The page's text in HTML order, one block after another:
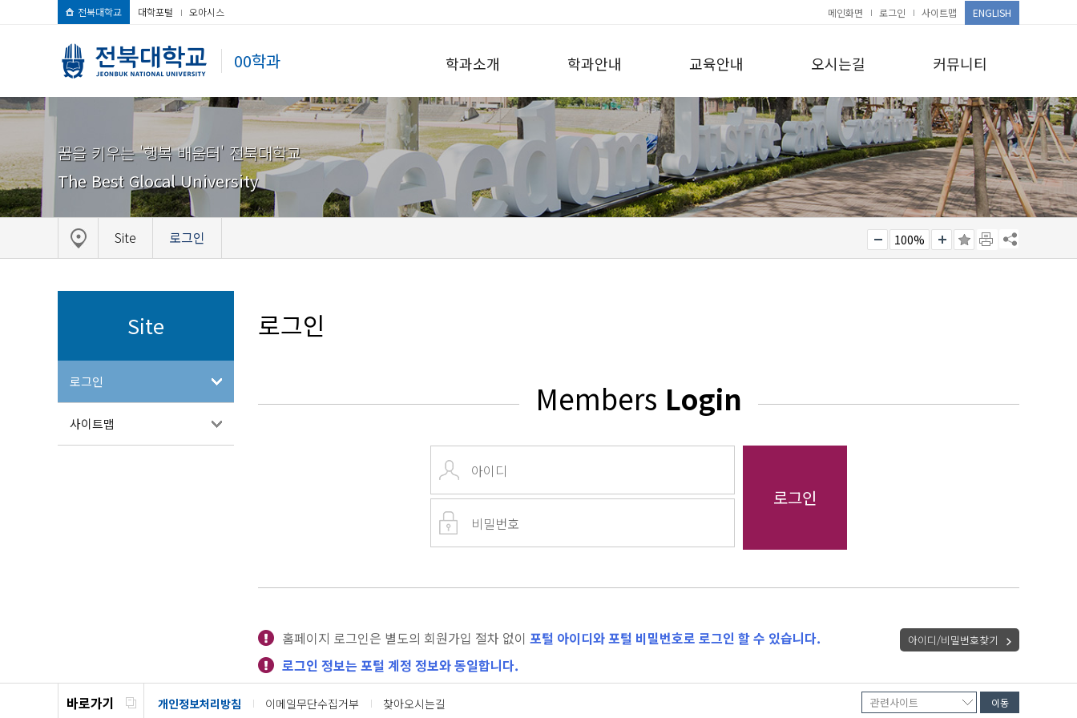
전북대학교 대학포털 오아시스
00학과
메인화면 로그인 사이트맵 ENGLISH
학과소개 학과안내 교육안내 오시는길 커뮤니티
꿈을 키우는 '행복 배움터' 전북대학교
The Best Glocal University
Site 로그인 100%
Site
로그인
사이트맵
로그인
Members Login
홈페이지 로그인은 별도의 회원가입 절차 없이 포털 아이디와 포털 비밀번호로 로그인 할 수 있습니다.
로그인 정보는 포털 계정 정보와 동일합니다.
아이디/비밀번호찾기
바로가기 개인정보처리방침 이메일무단수집거부 찾아오시는길